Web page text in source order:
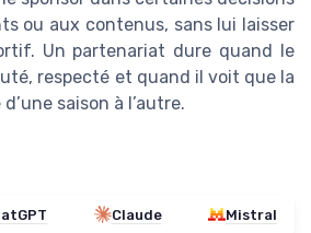
ou aux contenus, sans lui laisser
Un partenariat dure quand le
respecté et quand il voit que la
saison à l’autre.
Claude Mistral